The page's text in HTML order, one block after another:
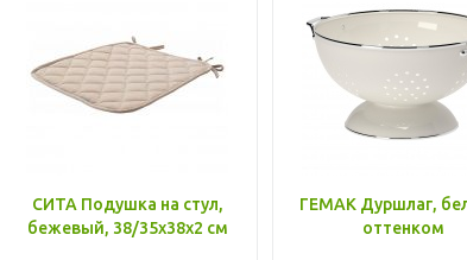
СИТА Подушка на стул,
бежевый, 38/35x38x2 см
ГЕМАК Дуршлаг,
оттенком